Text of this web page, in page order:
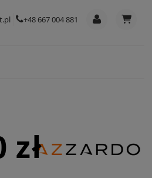
+48 667 004 881
zł